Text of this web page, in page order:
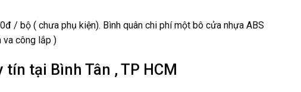
/ bộ ( chưa phụ kiện). Bình quân chi phí một bô cửa nhựa ABS
va công lắp )
tại Bình Tân , TP HCM